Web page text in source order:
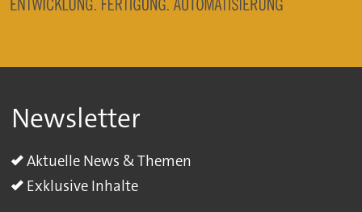
Newsletter
Aktuelle News & Themen
Exklusive Inhalte